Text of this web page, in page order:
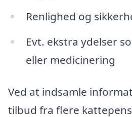
Renlighed og
Evt. ekstra ydelser
eller medicinering
Ved at indsamle
tilbud fra flere